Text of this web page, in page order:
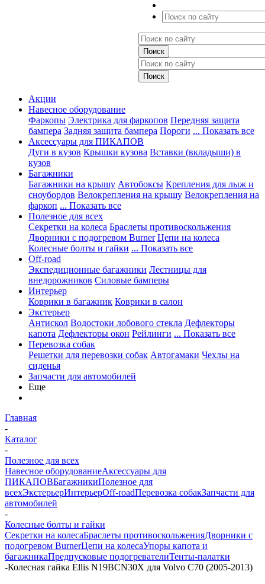
Акции
Навесное оборудование
Фаркопы Электрика для фаркопов Передняя защита
бампера Задняя защита бампера Пороги ... Показать все
Аксессуары для ПИКАПОВ
Дуги в кузов Крышки кузова Вставки (вкладыши) в
кузов
Багажники
Багажники на крышу Автобоксы Крепления для лыж и
сноубордов Велокрепления на крышу Велокрепления на
фаркоп ... Показать все
Полезное для всех
Секретки на колеса Браслеты противоскольжения
Дворники с подогревом Burner Цепи на колеса
Колесные болты и гайки ... Показать все
Off-road
Экспедиционные багажники Лестницы для
внедорожников Силовые бамперы
Интерьер
Коврики в багажник Коврики в салон
Экстерьер
Антискол Водостоки лобового стекла Дефлекторы
капота Дефлекторы окон Рейлинги ... Показать все
Перевозка собак
Решетки для перевозки собак Автогамаки Чехлы на
сиденья
Запчасти для автомобилей
Еще
Главная
-
Каталог
-
Полезное для всех
Навесное оборудованиеАксессуары для
ПИКАПОВБагажникиПолезное для
всехЭкстерьерИнтерьерOff-roadПеревозка собакЗапчасти для
автомобилей
-
Колесные болты и гайки
Секретки на колесаБраслеты противоскольженияДворники с
подогревом BurnerЦепи на колесаУпоры капота и
багажникаПредпусковые подогревателиТенты-палатки
-Колесная гайка Ellis N19BCN30X для Volvo C70 (2005-2013)